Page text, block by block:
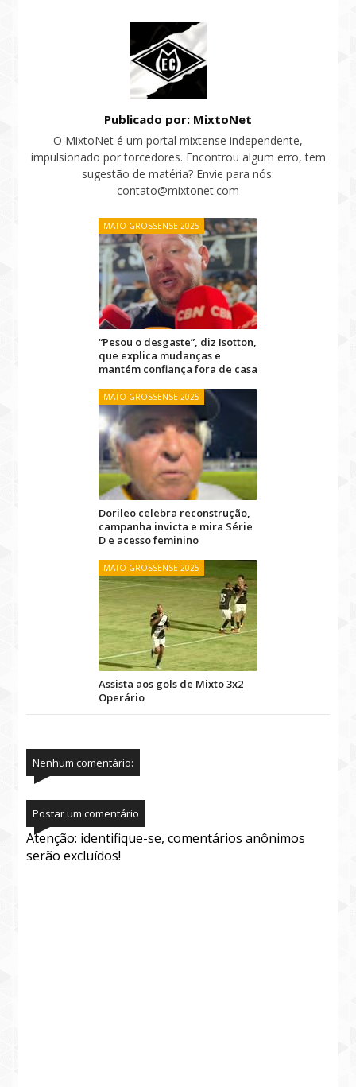
Publicado por: MixtoNet
O MixtoNet é um portal mixtense independente,
impulsionado por torcedores. Encontrou algum erro, tem
sugestão de matéria? Envie para nós:
contato@mixtonet.com
MATO-GROSSENSE 2025
“Pesou o desgaste”, diz Isotton,
que explica mudanças e
mantém confiança fora de casa
MATO-GROSSENSE 2025
Dorileo celebra reconstrução,
campanha invicta e mira Série
D e acesso feminino
MATO-GROSSENSE 2025
Assista aos gols de Mixto 3x2
Operário
Nenhum comentário:
Postar um comentário
Atenção: identifique-se, comentários anônimos
serão excluídos!